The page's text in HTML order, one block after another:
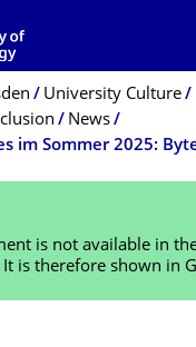
University Culture
News
im Sommer 2025:
is not available in
It is therefore shown in